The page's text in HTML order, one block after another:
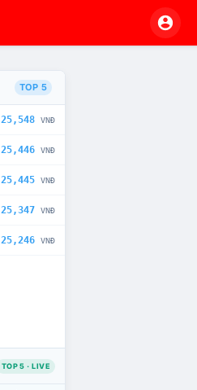
TOP 5
25,548 VNĐ
25,446 VNĐ
25,445 VNĐ
25,347 VNĐ
25,246 VNĐ
TOP 5 · LIVE